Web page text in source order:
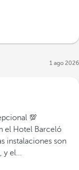
1 ago 2026
💯
el Hotel Barceló
instalaciones son
y el...